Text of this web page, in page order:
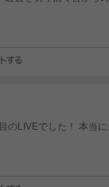
のLIVEでした！ 本当